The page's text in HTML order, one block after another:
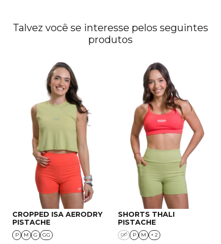
Talvez você se interesse pelos seguintes
produtos
CROPPED ISA AERODRY
PISTACHE
P M G GG
SHORTS THALI
PISTACHE
PP P M + 2